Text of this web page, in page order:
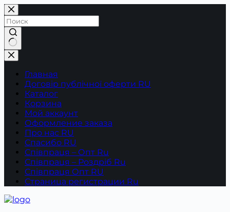
Перейти
к
сути
Ничего
не
найденоГлавная
Договір публічної оферти RU
Каталог
Корзина
Мой аккаунт
Оформление заказа
Про нас RU
Спасибо RU
Співпраця – Опт Ru
Співпраця – Роздріб Ru
Співпраця Опт RU
Страница регистрации Ru